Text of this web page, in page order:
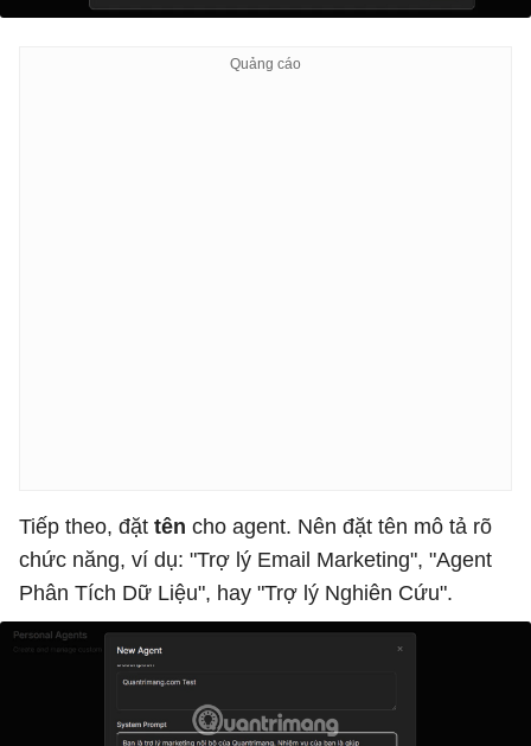
Tiếp theo, đặt tên cho agent. Nên đặt tên mô tả rõ
chức năng, ví dụ: "Trợ lý Email Marketing", "Agent
Phân Tích Dữ Liệu", hay "Trợ lý Nghiên Cứu".